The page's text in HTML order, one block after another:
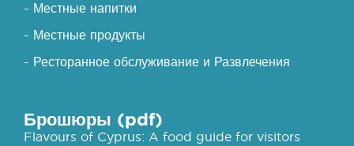
- Местные напитки
- Местные продукты
- Ресторанное обслуживание и Развлечения
Брошюры (pdf)
Flavours of Cyprus: A food guide for visitors